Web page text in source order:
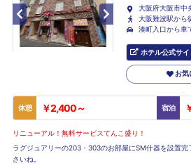
大阪府大阪市
大阪難波駅から
湊町入口から車
ホテル公式サ
お気
休憩 ￥2,400～ 宿泊
リニューアル！無料サービスてんこ盛り！
ラグジュアリーの203・303のお部屋にSM什器を設置
さいね。